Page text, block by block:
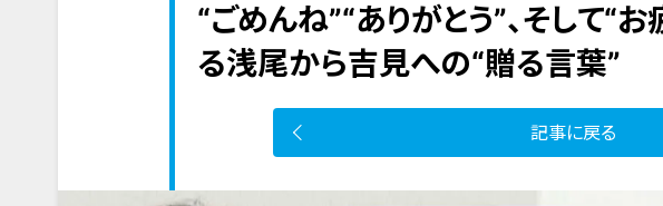
“ごめんね”“ありがとう”、そして“
る浅尾から吉見への“贈る言葉”
記事に戻る